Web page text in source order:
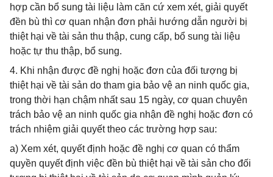
hợp cần bổ sung tài liệu làm căn cứ xem xét, giải quyết
đền bù thì cơ quan nhận đơn phải hướng dẫn người bị
thiệt hại về tài sản thu thập, cung cấp, bổ sung tài liệu
hoặc tự thu thập, bổ sung.
4. Khi nhận được đề nghị hoặc đơn của đối tượng bị
thiệt hại về tài sản do tham gia bảo vệ an ninh quốc gia,
trong thời hạn chậm nhất sau 15 ngày, cơ quan chuyên
trách bảo vệ an ninh quốc gia nhận đề nghị hoặc đơn có
trách nhiệm giải quyết theo các trường hợp sau:
a) Xem xét, quyết định hoặc đề nghị cơ quan có thẩm
quyền quyết định việc đền bù thiệt hại về tài sản cho đối